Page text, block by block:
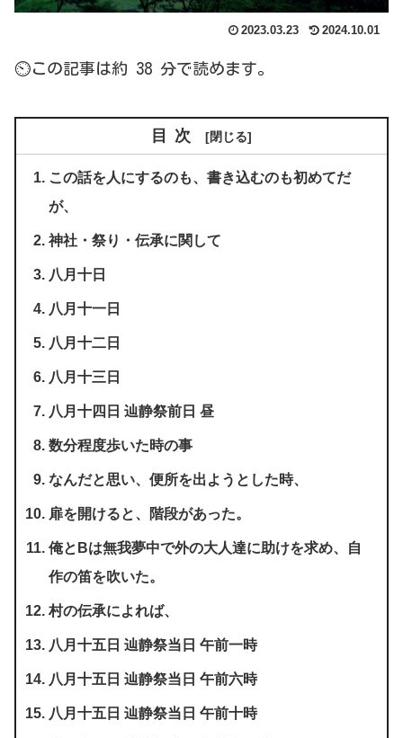
2023.03.23 2024.10.01
⏲この記事は約 38 分で読めます。
目次
この話を人にするのも、書き込むのも初めてだ
が、
神社・祭り・伝承に関して
八月十日
八月十一日
八月十二日
八月十三日
八月十四日 辿静祭前日 昼
数分程度歩いた時の事
なんだと思い、便所を出ようとした時、
扉を開けると、階段があった。
俺とBは無我夢中で外の大人達に助けを求め、自
作の笛を吹いた。
村の伝承によれば、
八月十五日 辿静祭当日 午前一時
八月十五日 辿静祭当日 午前六時
八月十五日 辿静祭当日 午前十時